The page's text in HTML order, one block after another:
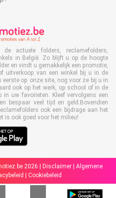
de actuele folders, reclamefolders,
in België. Zo blijft u op de hoogte
en vindt u gemakkelijk een promotie,
uitverkoop van een winkel bij u in de
op onze site, nog voor ze bij u in
ook op het werk, op school of in de
in uw favorieten. Kleef vervolgens een
bespaar veel tijd en geld.Bovendien
ook een bijdrage aan het
is ook goed voor het milieu!
2026 | Disclaimer| Algemene
| Cookiebeleid